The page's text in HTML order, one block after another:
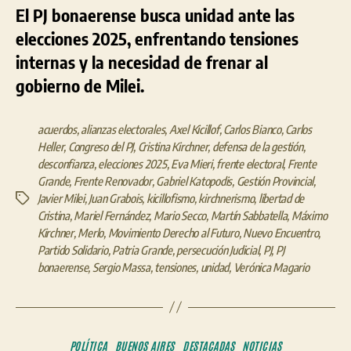
El PJ bonaerense busca unidad ante las
elecciones 2025, enfrentando tensiones
internas y la necesidad de frenar al
gobierno de Milei.
Etiquetas
acuerdos, alianzas electorales, Axel Kicillof,Carlos Bianco, Carlos
Heller, Congreso del PJ, Cristina Kirchner, defensa de la gestión,
desconfianza, elecciones 2025, Eva Mieri, frente electoral,Frente
Grande, Frente Renovador, Gabriel Katopodis, Gestión Provincial,
Javier Milei, Juan Grabois, kicillofismo, kirchnerismo, libertad de
Cristina, Mariel Fernández, Mario Secco, Martín Sabbatella, Máximo
Kirchner, Merlo, Movimiento Derecho al Futuro, Nuevo Encuentro,
Partido Solidario, Patria Grande, persecución Judicial,PJ, PJ
bonaerense, Sergio Massa, tensiones, unidad, Verónica Magario
Categorías
POLÍTICA BUENOS AIRES DESTACADAS NOTICIAS